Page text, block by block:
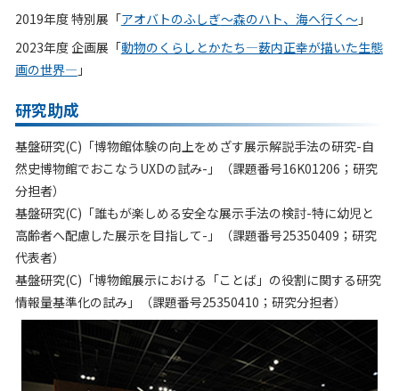
2019年度 特別展「アオバトのふしぎ～森のハト、海へ行く ～」
2023年度 企画展「動物のくらしとかたち―薮内正幸が描いた生態
画の世界― 」
研究助成
基盤研究(C)「博物館体験の向上をめざす展示解説手法の研究-自
然史博物館でおこなうUXDの試み-」（課題番号16K01206；研究
分担者）
基盤研究(C)「誰もが楽しめる安全な展示手法の検討-特に幼児と
高齢者へ配慮した展示を目指して-」（課題番号25350409；研究
代表者）
基盤研究(C)「博物館展示における「ことば」の役割に関する研究
情報量基準化の試み」（課題番号25350410；研究分担者）